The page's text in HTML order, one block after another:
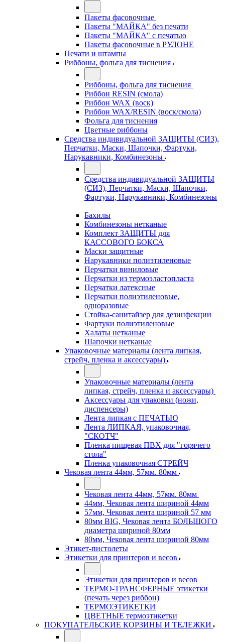
Пакеты фасовочные
Пакеты "МАЙКА" без печати
Пакеты "МАЙКА" с печатью
Пакеты фасовочные в РУЛОНЕ
Печати и штампы
Риббоны, фольга для тиснения
Риббоны, фольга для тиснения
Риббон RESIN (смола)
Риббон WAX (воск)
Риббон WAX/RESIN (воск/смола)
Фольга для тиснения
Цветные риббоны
Средства индивидуальной ЗАЩИТЫ (СИЗ),
Перчатки, Маски, Шапочки, Фартуки,
Нарукавники, Комбинезоны
Средства индивидуальной ЗАЩИТЫ
(СИЗ), Перчатки, Маски, Шапочки,
Фартуки, Нарукавники, Комбинезоны
Бахилы
Комбинезоны нетканые
Комплект ЗАЩИТЫ для
КАССОВОГО БОКСА
Маски защитные
Нарукавники полиэтиленовые
Перчатки виниловые
Перчатки из термоэластопласта
Перчатки латексные
Перчатки полиэтиленовые,
одноразовые
Стойка-санитайзер для дезинфекции
Фартуки полиэтиленовые
Халаты нетканые
Шапочки нетканые
Упаковочные материалы (лента липкая,
стрейч, пленка и аксессуары)
Упаковочные материалы (лента
липкая, стрейч, пленка и аксессуары)
Аксессуары для упаковки (ножи,
диспенсеры)
Лента липкая с ПЕЧАТЬЮ
Лента ЛИПКАЯ, упаковочная,
"СКОТЧ"
Пленка пищевая ПВХ для "горячего
стола"
Пленка упаковочная СТРЕЙЧ
Чековая лента 44мм, 57мм. 80мм
Чековая лента 44мм, 57мм. 80мм
44мм, Чековая лента шириной 44мм
57мм, Чековая лента шириной 57 мм
80мм BIG, Чековая лента БОЛЬШОГО
диаметра шириной 80мм
80мм, Чековая лента шириной 80мм
Этикет-пистолеты
Этикетки для принтеров и весов
Этикетки для принтеров и весов
ТЕРМО-ТРАНСФЕРНЫЕ этикетки
(печать через риббон)
ТЕРМОЭТИКЕТКИ
ЦВЕТНЫЕ термоэтикетки
ПОКУПАТЕЛЬСКИЕ КОРЗИНЫ И ТЕЛЕЖКИ